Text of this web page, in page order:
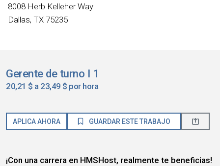
8008 Herb Kelleher Way
Dallas, TX 75235
Gerente de turno I 1
20,21 $ a 23,49 $ por hora
APLICA AHORA GUARDAR ESTE TRABAJO
¡Con una carrera en HMSHost, realmente te beneficias!